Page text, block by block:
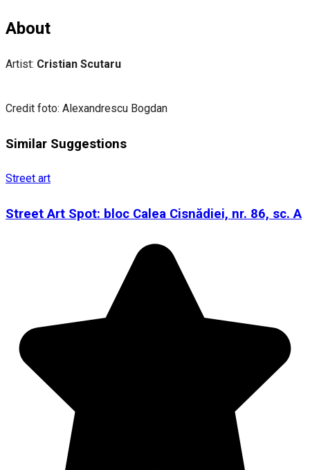
About
Artist: Cristian Scutaru
Credit foto: Alexandrescu Bogdan
Similar Suggestions
Street art
Street Art Spot: bloc Calea Cisnădiei, nr. 86, sc. A